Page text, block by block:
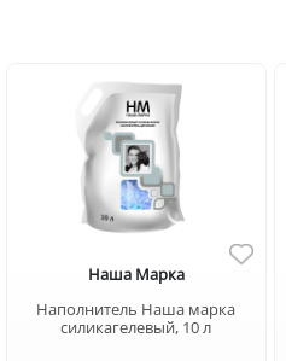
Наша Марка
Наполнитель Наша марка
силикагелевый, 10 л